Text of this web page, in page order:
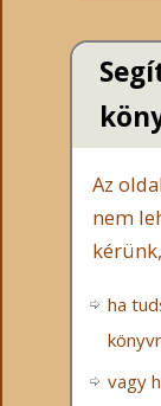
Az
nem
ha
vagy